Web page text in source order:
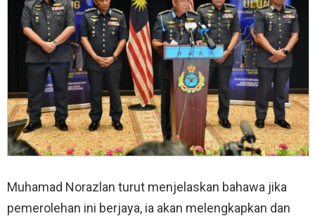
Muhamad Norazlan turut menjelaskan bahawa jika
pemerolehan ini berjaya, ia akan melengkapkan dan